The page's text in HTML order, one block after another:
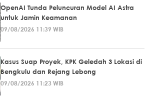
OpenAI Tunda Peluncuran Model AI Astra
untuk Jamin Keamanan
09/08/2026 11:39 WIB
Kasus Suap Proyek, KPK Geledah 3 Lokasi di
Bengkulu dan Rejang Lebong
09/08/2026 11:23 WIB